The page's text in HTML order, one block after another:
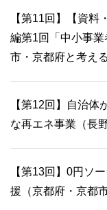
【第11回】【資料
編第1回「中小事
市・京都府と考え
【第12回】自治体
な再エネ事業（長
【第13回】0円ソ
援（京都府・京都市